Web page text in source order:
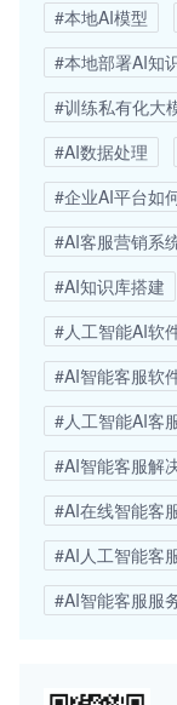
#本地AI模型
#本地部署AI知
#训练私有化大
#AI数据处理
#企业AI平台如
#AI客服营销系
#AI知识库搭建
#人工智能AI软
#AI智能客服软
#人工智能AI客
#AI智能客服解
#AI在线智能客
#AI人工智能客
#AI智能客服服